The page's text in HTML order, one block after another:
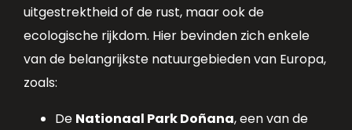
uitgestrektheid of de rust, maar ook de
ecologische rijkdom. Hier bevinden zich enkele
van de belangrijkste natuurgebieden van Europa,
zoals:
De Nationaal Park Doñana, een van de